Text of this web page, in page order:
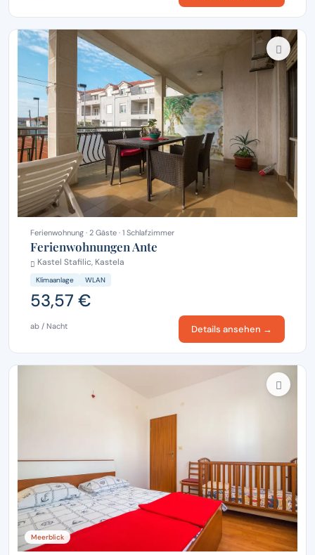
Ferienwohnung · 2 Gäste · 1 Schlafzimmer
Ferienwohnungen Ante
Kastel Stafilic, Kastela
Klimaanlage WLAN
53,57 €
ab / Nacht Details ansehen →
Meerblick